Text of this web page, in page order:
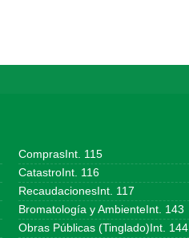
ComprasInt. 115
CatastroInt. 116
RecaudacionesInt. 117
Bromatología y AmbienteInt. 143
Obras Públicas (Tinglado)Int. 144